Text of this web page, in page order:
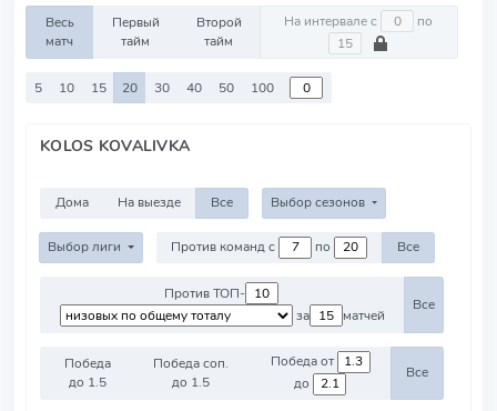
Весь
матч
Первый
тайм
Второй
тайм
На интервале с по
5 10 15 20 30 40 50 100
KOLOS KOVALIVKA
Дома На выезде Все Выбор сезонов
Выбор лиги Против команд с по Все
Против ТОП-
за
матчей
Все
Победа
до 1.5
Победа соп.
до 1.5
Победа от
до
Все